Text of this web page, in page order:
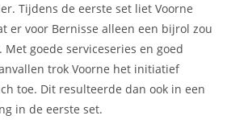
Tijdens de eerste set liet Voorne
er voor Bernisse alleen een bijrol zou
Met goede serviceseries en goed
trok Voorne het initiatief
toe. Dit resulteerde dan ook in een
in de eerste set.